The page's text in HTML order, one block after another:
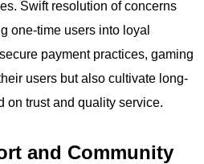
Swift resolution of concerns
one-time users into loyal
payment practices, gaming
users but also cultivate long-
on trust and quality service.
and Community